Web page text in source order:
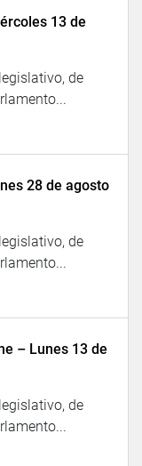
13 de
de
28 de agosto
de
– Lunes 13 de
de